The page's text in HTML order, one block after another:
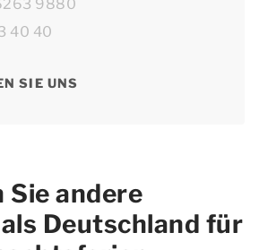
9880
40 40
SIE UNS
Sie andere
Deutschland für